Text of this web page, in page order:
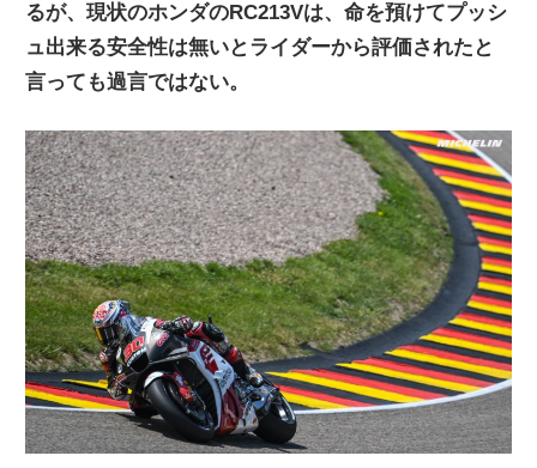
ー
ス
るが、現状のホンダのRC213Vは、命を預けてプッシ
ュ出来る安全性は無いとライダーから評価されたと
言っても過言ではない。